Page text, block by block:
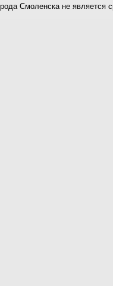
Смоленска не является